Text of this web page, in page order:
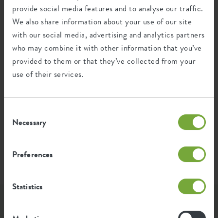
provide social media features and to analyse our traffic.
We also share information about your use of our site
with our social media, advertising and analytics partners
who may combine it with other information that you’ve
provided to them or that they’ve collected from your
use of their services.
Selection
Necessary
Preferences
Statistics
1,167
kWh
Durchschnittliche Emission grüner
Energie bei der Herstellung dieses
Produkts
Produkte.